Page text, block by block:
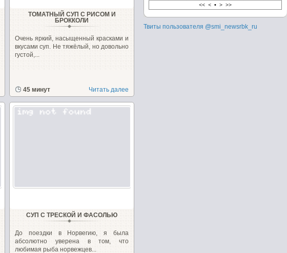
ТОМАТНЫЙ СУП С РИСОМ И
БРОККОЛИ
Очень яркий, насыщенный красками и
вкусами суп. Не тяжёлый, но довольно
густой,...
45 минут Читать далее
СУП С ТРЕСКОЙ И ФАСОЛЬЮ
До поездки в Норвегию, я была
абсолютно уверена в том, что
любимая рыба норвежцев...
<< < • > >>
Твиты пользователя @smi_newsrbk_ru